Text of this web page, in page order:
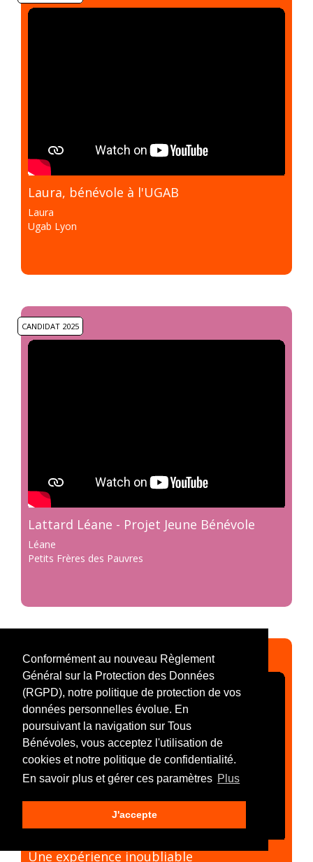
Conformément au nouveau Règlement
Général sur la Protection des Données
(RGPD), notre politique de protection de vos
données personnelles évolue. En
poursuivant la navigation sur Tous
Bénévoles, vous acceptez l'utilisation de
cookies et notre politique de confidentialité.
En savoir plus et gérer ces paramètres Plus
J'accepte
Laura, bénévole à l'UGAB
Laura
Ugab Lyon
CANDIDAT 2025
Lattard Léane - Projet Jeune Bénévole
Léane
Petits Frères des Pauvres
CANDIDAT 2025
Une expérience inoubliable